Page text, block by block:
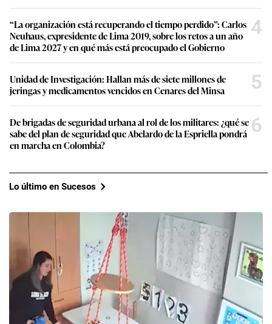
“La organización está recuperando el tiempo perdido”: Carlos
Neuhaus, expresidente de Lima 2019, sobre los retos a un año
de Lima 2027 y en qué más está preocupado el Gobierno
4
Unidad de Investigación: Hallan más de siete millones de
jeringas y medicamentos vencidos en Cenares del Minsa
5
De brigadas de seguridad urbana al rol de los militares: ¿qué se
sabe del plan de seguridad que Abelardo de la Espriella pondrá
en marcha en Colombia?
6
Lo último en Sucesos